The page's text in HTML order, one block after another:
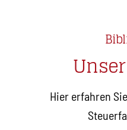
Hier erfahren